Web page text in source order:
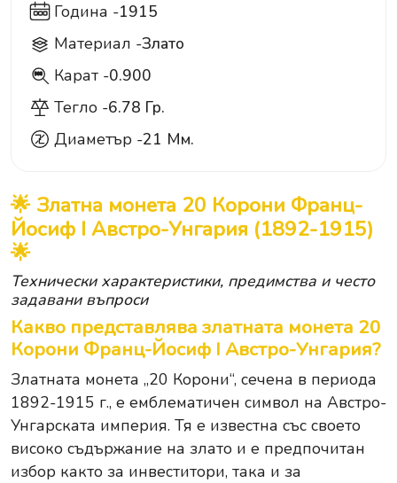
Година -1915
Материал -Злато
900 Карат -0.900
Тегло -6.78 Гр.
Диаметър -21 Мм.
🌟 Златна монета 20 Корони Франц-
Йосиф I Австро-Унгария (1892-1915)
🌟
Технически характеристики, предимства и често
задавани въпроси
Какво представлява златната монета 20
Корони Франц-Йосиф I Австро-Унгария?
Златната монета „20 Корони“, сечена в периода
1892-1915 г., е емблематичен символ на Австро-
Унгарската империя. Тя е известна със своето
високо съдържание на злато и е предпочитан
избор както за инвеститори, така и за